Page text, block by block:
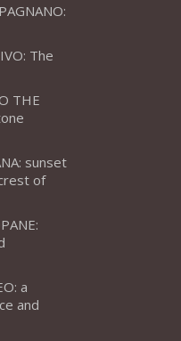
The
THE
sunset
of
a
and